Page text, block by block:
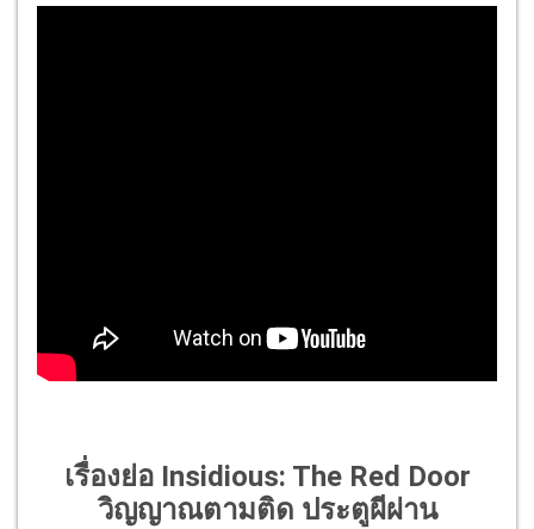
เรื่องย่อ Insidious: The Red Door
วิญญาณตามติด ประตูผีผ่าน